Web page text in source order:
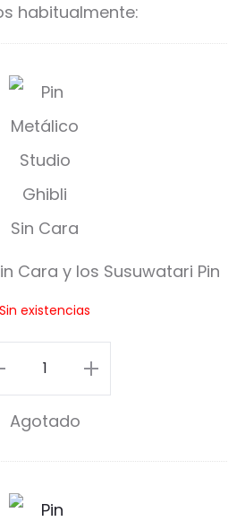
habitualmente:
S
i
n
C
a
y
o
s
S
Cara y los Susuwatari Pin
Sin existencias
Agotado
S